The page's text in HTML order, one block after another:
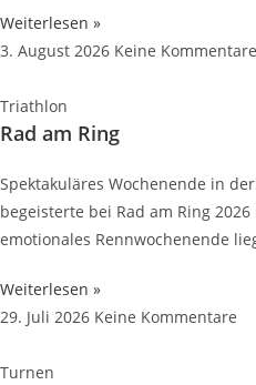
Weiterlesen »
3. August 2026 Keine Kommentare
Triathlon
Rad am Ring
Spektakuläres Wochenende in
begeisterte bei Rad am Ring
emotionales Rennwochenende
Weiterlesen »
29. Juli 2026 Keine Kommentare
Turnen